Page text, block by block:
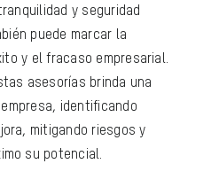
y seguridad
puede marcar la
y el fracaso empresarial.
asesorías brinda una
identificando
mitigando riesgos y
su potencial.